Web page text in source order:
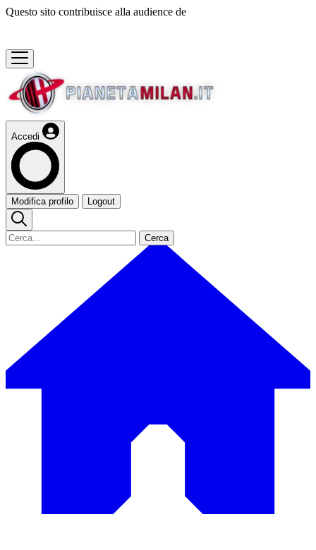
Questo sito contribuisce alla audience de
Accedi
Modifica profilo Logout
Cerca